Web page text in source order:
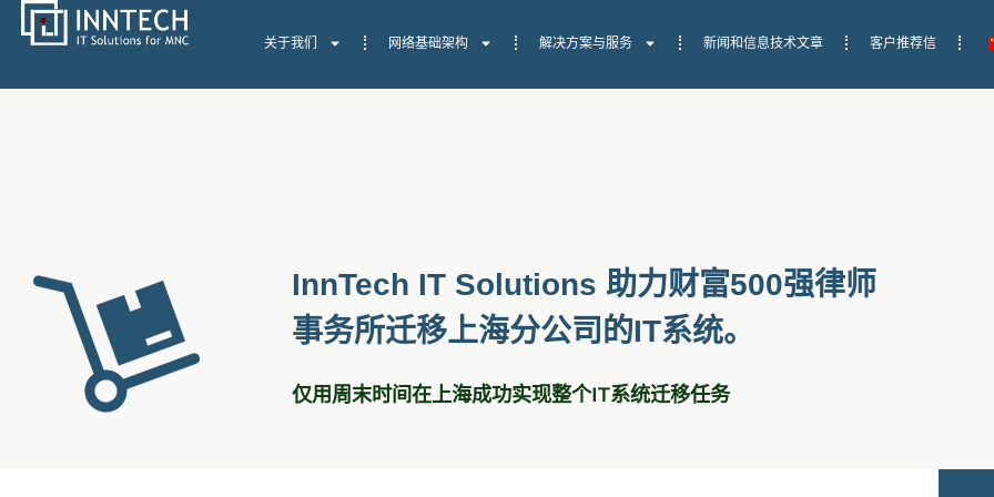
关于我们 网络基础架构 解决方案与服务 新闻和信息技术文章 客户推荐信
InnTech IT Solutions 助力财富500强律师
事务所迁移上海分公司的IT系统。
仅用周末时间在上海成功实现整个IT系统迁移任务